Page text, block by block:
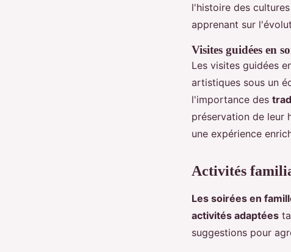
l'histoire des
apprenant sur
Visites guidées en
Les visites guidées
artistiques sous un
l'importance des
préservation de leur
une expérience
Activités
Les soirées en
activités adaptées
suggestions pour